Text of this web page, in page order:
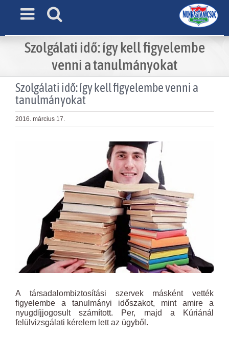
Szolgálati idő: így kell figyelembe
venni a tanulmányokat
Szolgálati idő: így kell figyelembe venni a
tanulmányokat
2016. március 17.
A társadalombiztosítási szervek másként vették
figyelembe a tanulmányi időszakot, mint amire a
nyugdíjjogosult számított. Per, majd a Kúriánál
felülvizsgálati kérelem lett az ügyből.